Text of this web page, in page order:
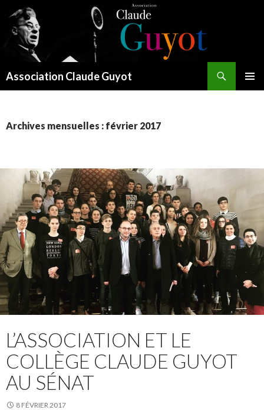
Association Claude Guyot
Archives mensuelles : février 2017
L’ASSOCIATION ET LE
COLLÈGE CLAUDE GUYOT
AU SÉNAT
8 FÉVRIER 2017